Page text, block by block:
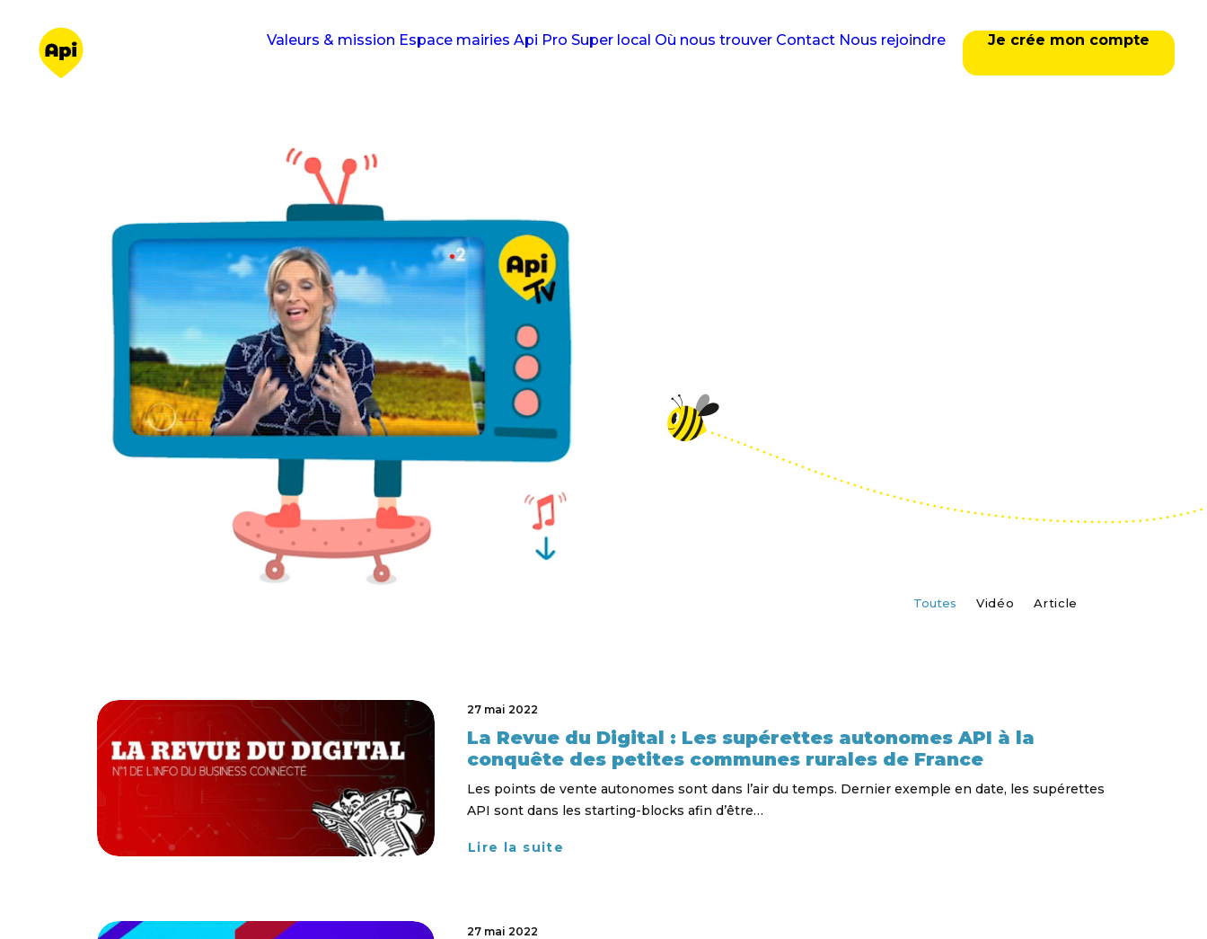
Valeurs & mission Espace mairies Api Pro Super local Où nous trouver Contact Nous rejoindre Je crée mon compte
Toutes Vidéo Article
27 mai 2022
La Revue du Digital : Les supérettes autonomes API à la
conquête des petites communes rurales de France
Les points de vente autonomes sont dans l’air du temps. Dernier exemple en date, les supérettes
API sont dans les starting-blocks afin d’être…
Lire la suite
27 mai 2022